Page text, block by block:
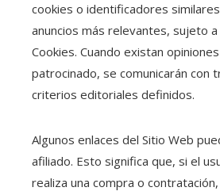
cookies o identificadores
anuncios más relevantes, sujeto
Cookies. Cuando existan
patrocinado, se comunicarán con
criterios editoriales definidos.
Algunos enlaces del Sitio Web
afiliado. Esto significa que, si el
realiza una compra o